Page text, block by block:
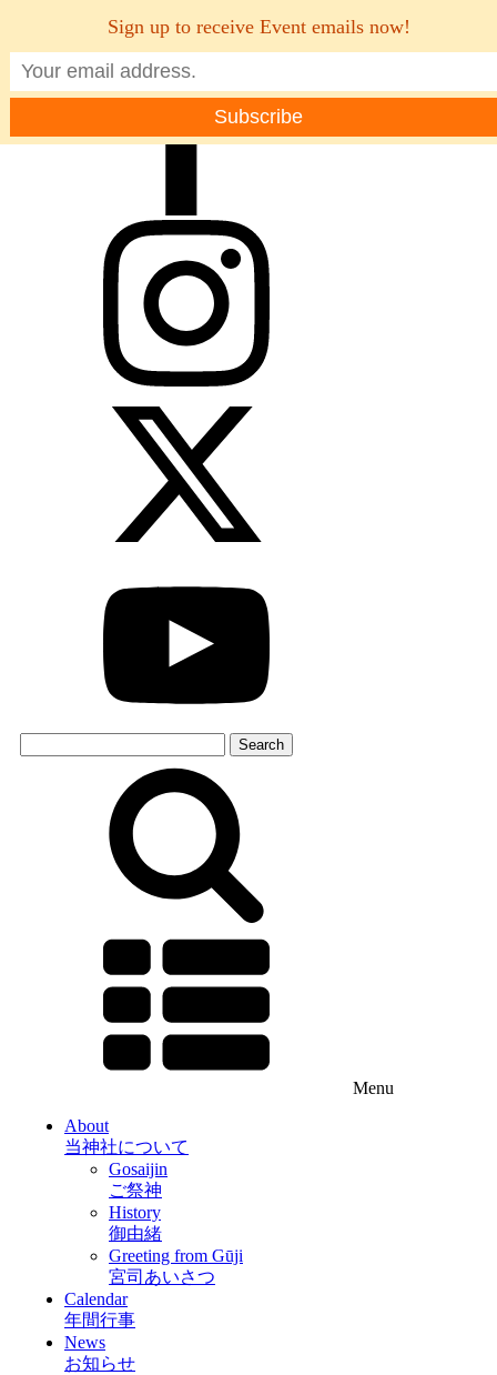
for:
Menu
About
当神社について
Gosaijin
ご祭神
History
御由緒
Greeting from Gūji
宮司あいさつ
Calendar
年間行事
News
お知らせ
Sign up to receive Event emails now!